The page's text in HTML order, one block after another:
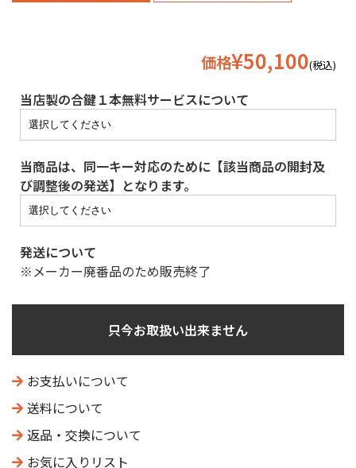
価格¥50,100(税込)
当店製の合鍵１本無料サービスについて
当商品は、同一キー対応のために【該当商品の開封及
び調整後の発送】となります。
発送について
※メーカー廃番品のため販売終了
只今お取扱い出来ません
お支払いについて
送料について
返品・交換について
お気に入りリスト